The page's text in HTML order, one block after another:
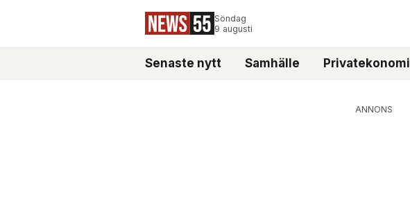
Söndag
9 augusti
Senaste nytt Samhälle Privatekonomi
ANNONS